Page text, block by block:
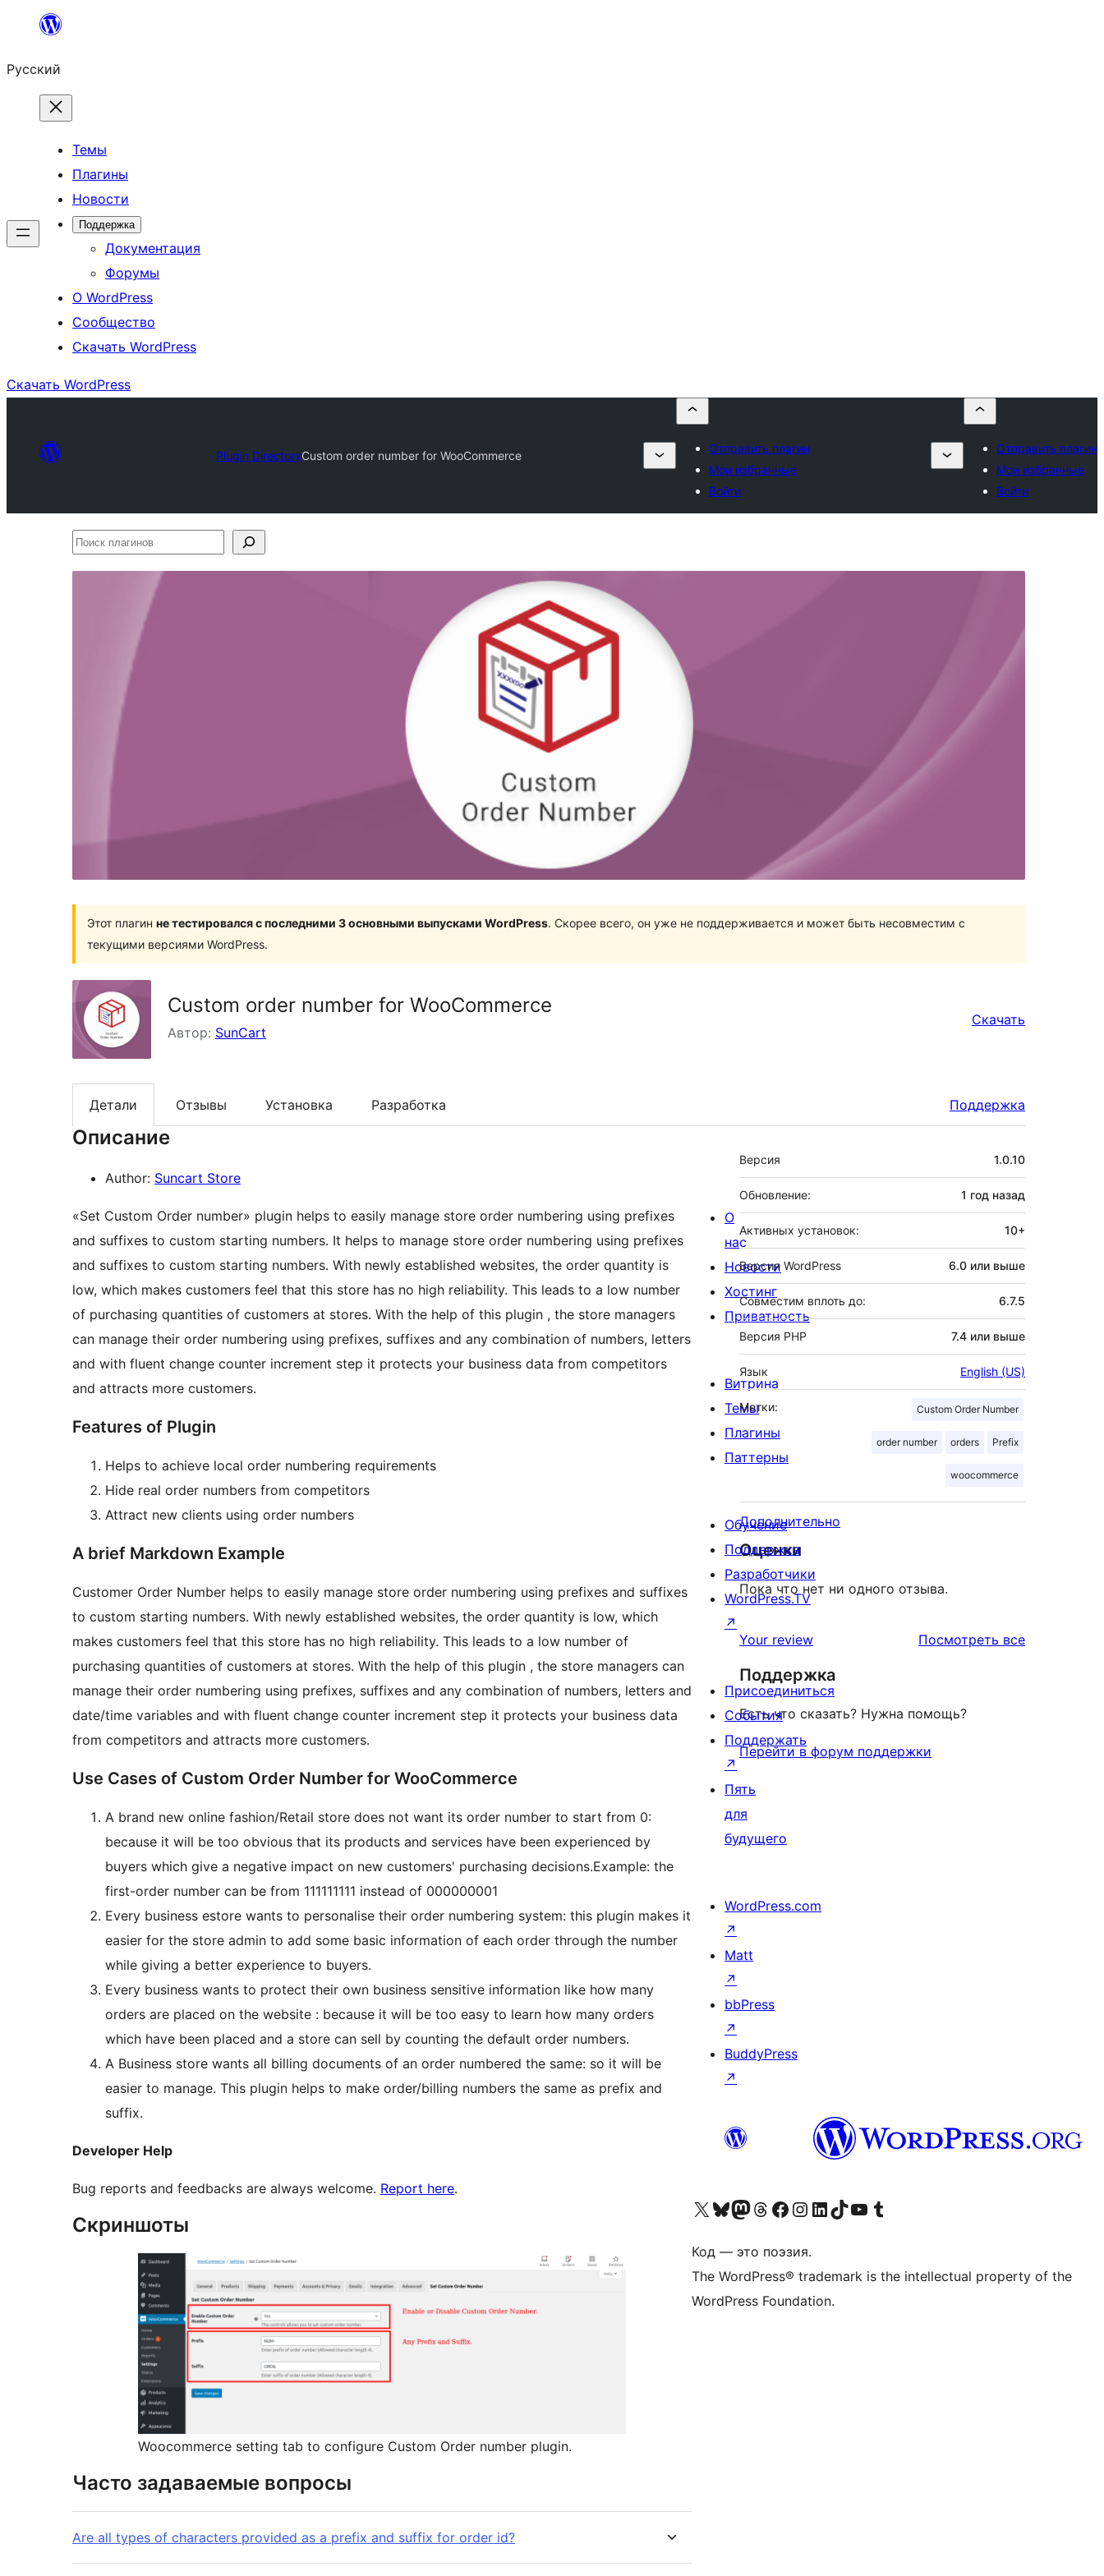
Перейти
содержимому
Русский
Темы
Плагины
Новости
Поддержка
Документация
Форумы
О WordPress
Сообщество
Скачать WordPress
Скачать WordPress
Plugin DirectoryCustom order number for WooCommerce
Отправить плагин
Мои избранные
Войти
Отправить плагин
Мои избранные
Войти
Поиск
Этот плагин не тестировался с последними 3 основными выпусками WordPress. Скорее всего, он уже не поддерживается и может быть несовместим с
текущими версиями WordPress.
Custom order number for WooCommerce
Автор: SunCart
Скачать
Детали Отзывы Установка Разработка Поддержка
Описание
Author: Suncart Store
«Set Custom Order number» plugin helps to easily manage store order numbering using prefixes
and suffixes to custom starting numbers. It helps to manage store order numbering using prefixes
and suffixes to custom starting numbers. With newly established websites, the order quantity is
low, which makes customers feel that this store has no high reliability. This leads to a low number
of purchasing quantities of customers at stores. With the help of this plugin , the store managers
can manage their order numbering using prefixes, suffixes and any combination of numbers, letters
and with fluent change counter increment step it protects your business data from competitors
and attracts more customers.
Features of Plugin
Helps to achieve local order numbering requirements
Hide real order numbers from competitors
Attract new clients using order numbers
A brief Markdown Example
Customer Order Number helps to easily manage store order numbering using prefixes and suffixes
to custom starting numbers. With newly established websites, the order quantity is low, which
makes customers feel that this store has no high reliability. This leads to a low number of
purchasing quantities of customers at stores. With the help of this plugin , the store managers can
manage their order numbering using prefixes, suffixes and any combination of numbers, letters and
date/time variables and with fluent change counter increment step it protects your business data
from competitors and attracts more customers.
Use Cases of Custom Order Number for WooCommerce
A brand new online fashion/Retail store does not want its order number to start from 0:
because it will be too obvious that its products and services have been experienced by
buyers which give a negative impact on new customers' purchasing decisions.Example: the
first-order number can be from 111111111 instead of 000000001
Every business estore wants to personalise their order numbering system: this plugin makes it
easier for the store admin to add some basic information of each order through the number
while giving a better experience to buyers.
Every business wants to protect their own business sensitive information like how many
orders are placed on the website : because it will be too easy to learn how many orders
which have been placed and a store can sell by counting the default order numbers.
A Business store wants all billing documents of an order numbered the same: so it will be
easier to manage. This plugin helps to make order/billing numbers the same as prefix and
suffix.
Developer Help
Bug reports and feedbacks are always welcome. Report here.
Скриншоты
Woocommerce setting tab to configure Custom Order number plugin.
Часто задаваемые вопросы
Are all types of characters provided as a prefix and suffix for order id?
Мета
Версия 1.0.10
Обновление: 1 год назад
Активных установок: 10+
Версия WordPress 6.0 или выше
Совместим вплоть до: 6.7.5
Версия PHP 7.4 или выше
Язык English (US)
Метки: Custom Order Number
order number orders Prefix
woocommerce
Дополнительно
Оценки
Пока что нет ни одного отзыва.
Your review Посмотреть всеотзывы
Поддержка
Есть что сказать? Нужна помощь?
Перейти в форум поддержки
О
нас
Новости
Хостинг
Приватность
Витрина
Темы
Плагины
Паттерны
Обучение
Поддержка
Разработчики
WordPress.TV
↗
Присоединиться
События
Поддержать
↗
Пять
для
будущего
WordPress.com
↗
Matt
↗
bbPress
↗
BuddyPress
↗
Посетите нас в X (ранее Twitter)
Посетите нашу учётную запись в Bluesky
Посетите нашу ленту в Mastodon
Посетите нашу учётную запись в Threads
Посетите нашу страницу на Facebook
Посетите наш Instagram
Посетите нашу страницу в LinkedIn
Посетите нашу учётную запись в TikTok
Посетите наш канал YouTube
Посетите нашу учётную запись в Tumblr
Код — это поэзия.
The WordPress® trademark is the intellectual property of the
WordPress Foundation.